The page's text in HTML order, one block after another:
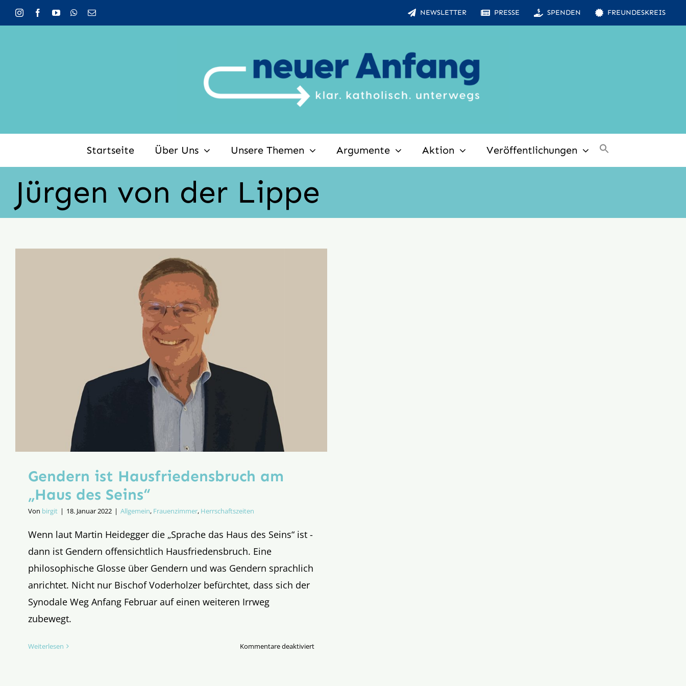
Zum
Inhalt
NEWSLETTER PRESSE SPENDEN FREUNDESKREIS
Startseite Über Uns Unsere Themen Argumente Aktion Veröffentlichungen
Jürgen von der Lippe
Gendern ist Hausfriedensbruch am
„Haus des Seins“
Von birgit | 18. Januar 2022 | Allgemein, Frauenzimmer, Herrschaftszeiten
Wenn laut Martin Heidegger die „Sprache das Haus des Seins“ ist -
dann ist Gendern offensichtlich Hausfriedensbruch. Eine
philosophische Glosse über Gendern und was Gendern sprachlich
anrichtet. Nicht nur Bischof Voderholzer befürchtet, dass sich der
Synodale Weg Anfang Februar auf einen weiteren Irrweg
zubewegt.
Weiterlesen Kommentare deaktiviertfür